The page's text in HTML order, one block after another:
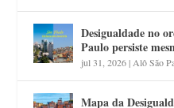
Desigualdade no
Paulo persiste
jul 31, 2026| Alô São
Mapa da